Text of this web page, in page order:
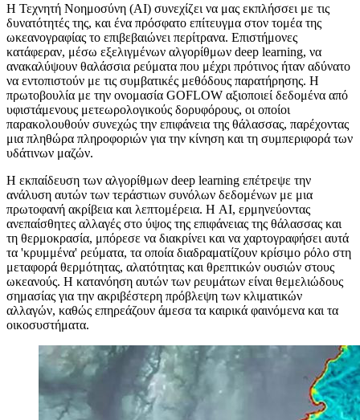
Η Τεχνητή Νοημοσύνη (AI) συνεχίζει να μας εκπλήσσει με τις
δυνατότητές της, και ένα πρόσφατο επίτευγμα στον τομέα της
ωκεανογραφίας το επιβεβαιώνει περίτρανα. Επιστήμονες
κατάφεραν, μέσω εξελιγμένων αλγορίθμων deep learning, να
ανακαλύψουν θαλάσσια ρεύματα που μέχρι πρότινος ήταν αδύνατο
να εντοπιστούν με τις συμβατικές μεθόδους παρατήρησης. Η
πρωτοβουλία με την ονομασία GOFLOW αξιοποιεί δεδομένα από
υφιστάμενους μετεωρολογικούς δορυφόρους, οι οποίοι
παρακολουθούν συνεχώς την επιφάνεια της θάλασσας, παρέχοντας
μια πληθώρα πληροφοριών για την κίνηση και τη συμπεριφορά των
υδάτινων μαζών.
Η εκπαίδευση των αλγορίθμων deep learning επέτρεψε την
ανάλυση αυτών των τεράστιων συνόλων δεδομένων με μια
πρωτοφανή ακρίβεια και λεπτομέρεια. Η AI, ερμηνεύοντας
ανεπαίσθητες αλλαγές στο ύψος της επιφάνειας της θάλασσας και
τη θερμοκρασία, μπόρεσε να διακρίνει και να χαρτογραφήσει αυτά
τα 'κρυμμένα' ρεύματα, τα οποία διαδραματίζουν κρίσιμο ρόλο στη
μεταφορά θερμότητας, αλατότητας και θρεπτικών ουσιών στους
ωκεανούς. Η κατανόηση αυτών των ρευμάτων είναι θεμελιώδους
σημασίας για την ακριβέστερη πρόβλεψη των κλιματικών
αλλαγών, καθώς επηρεάζουν άμεσα τα καιρικά φαινόμενα και τα
οικοσυστήματα.